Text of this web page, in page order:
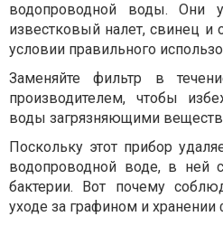
водопроводной воды. Они
известковый налет, свинец и
условии правильного
Заменяйте фильтр в
производителем, чтобы
воды загрязняющими
Поскольку этот прибор
водопроводной воде, в ней
бактерии. Вот почему
уходе за графином и